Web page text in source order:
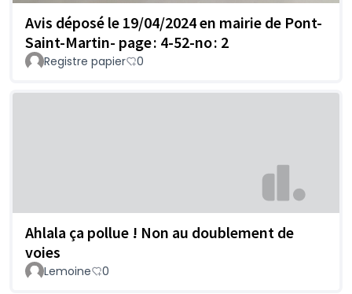
Avis déposé le 19/04/2024 en mairie de Pont-
Saint-Martin- page : 4-52-no : 2
Registre papier 0
Ahlala ça pollue ! Non au doublement de
voies
Lemoine 0